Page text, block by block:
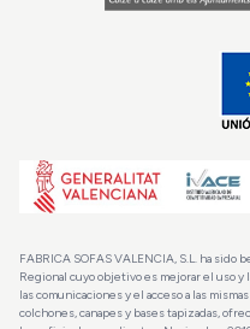
FABRICA SOFAS VALENCIA, S.L. ha
Regional cuyo objetivo es mejorar el uso y
las comunicaciones y el acceso a las
colchones, canapes y bases tapizadas,